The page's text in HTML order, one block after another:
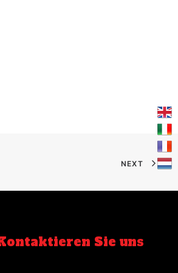
NEXT
Sie uns